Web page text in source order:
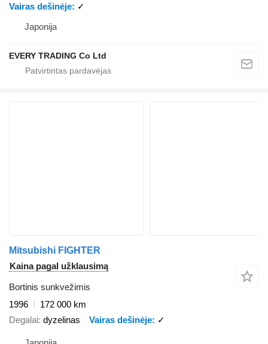
Vairas dešinėje
✓
Japonija
EVERY TRADING Co Ltd
Mitsubishi FIGHTER
Kaina pagal užklausimą
Bortinis sunkvežimis
1996
172 000 km
Degalai dyzelinas Vairas dešinėje ✓